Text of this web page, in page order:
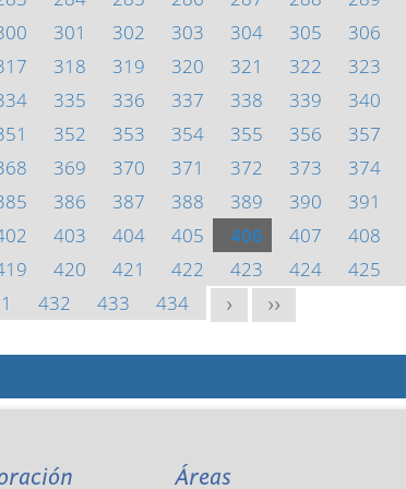
301 302 303 304 305 306
318 319 320 321 322 323
335 336 337 338 339 340
352 353 354 355 356 357
369 370 371 372 373 374
386 387 388 389 390 391
403 404 405 406 407 408
420 421 422 423 424 425
432 433 434 > >>
Áreas